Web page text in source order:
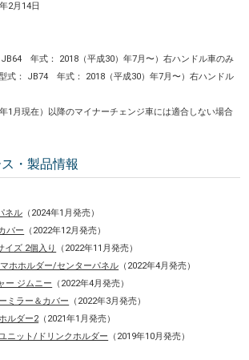
2月14日
年式： 2018（平成30）年7月〜）右ハンドル車のみ
式： JB74 年式： 2018（平成30）年7月〜）右ハンドル
1月現在）以降のマイナーチェンジ車には適合しない場合
・製品情報
ネル （2024年1月発売）
バー （2022年12月発売）
イズ 2個入り
（2022年11月発売）
ホホルダー/センターパネル （2022年4月発売）
ー ジムニー （2022年4月発売）
ミラー＆カバー （2022年3月発売）
ルダー2（2021年1月発売）
ニット/ドリンクホルダー （2019年10月発売）